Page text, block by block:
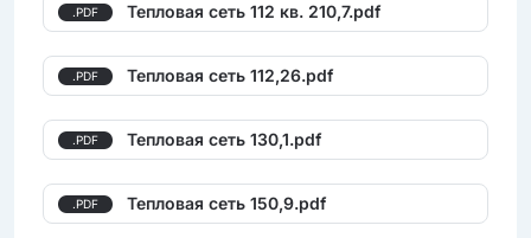
.PDF Тепловая сеть 112 кв. 210,7.pdf
.PDF Тепловая сеть 112,26.pdf
.PDF Тепловая сеть 130,1.pdf
.PDF Тепловая сеть 150,9.pdf